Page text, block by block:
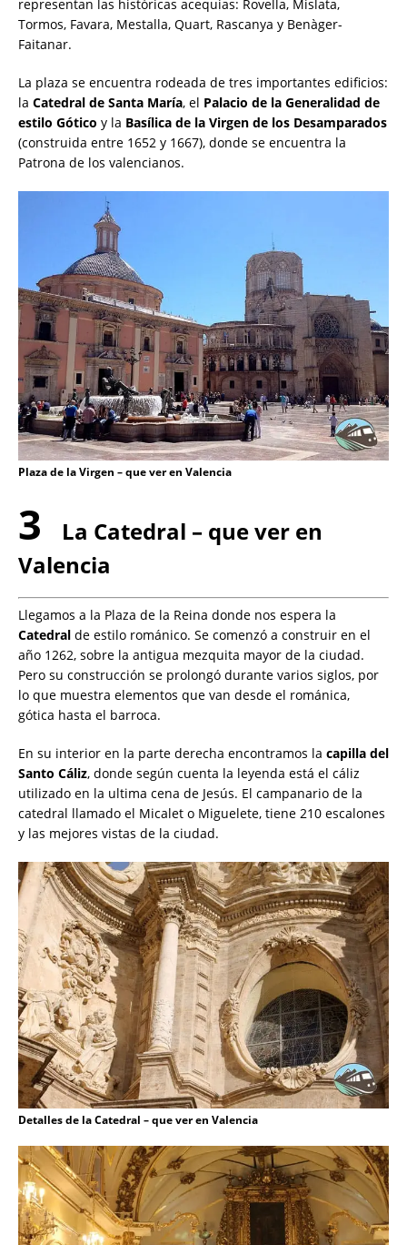
representan las históricas acequias: Rovella, Mislata,
Tormos, Favara, Mestalla, Quart, Rascanya y Benàger-
Faitanar.
La plaza se encuentra rodeada de tres importantes edificios:
la Catedral de Santa María, el Palacio de la Generalidad de
estilo Gótico y la Basílica de la Virgen de los Desamparados
(construida entre 1652 y 1667), donde se encuentra la
Patrona de los valencianos.
Plaza de la Virgen – que ver en Valencia
3
La Catedral – que ver en
Valencia
Llegamos a la Plaza de la Reina donde nos espera la
Catedral de estilo románico. Se comenzó a construir en el
año 1262, sobre la antigua mezquita mayor de la ciudad.
Pero su construcción se prolongó durante varios siglos, por
lo que muestra elementos que van desde el románica,
gótica hasta el barroca.
En su interior en la parte derecha encontramos la capilla del
Santo Cáliz, donde según cuenta la leyenda está el cáliz
utilizado en la ultima cena de Jesús. El campanario de la
catedral llamado el Micalet o Miguelete, tiene 210 escalones
y las mejores vistas de la ciudad.
Detalles de la Catedral – que ver en Valencia